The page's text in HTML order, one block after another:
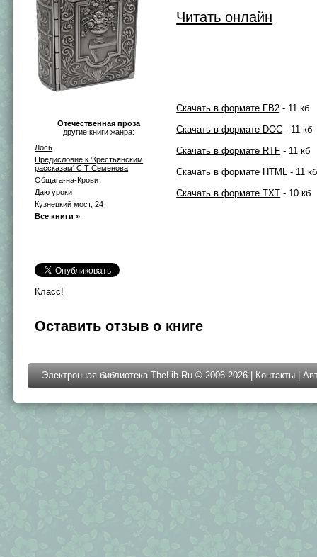
Отечественная проза
другие книги жанра:
Лось
Предисловие к 'Крестьянским
рассказам' С Т Семенова
Общага-на-Крови
Даю уроки
Кузнецкий мост, 24
Все книги »
Класс!
Читать онлайн
Скачать в формате FB2 - 11 кб
Скачать в формате DOC - 11 кб
Скачать в формате RTF - 11 кб
Скачать в формате HTML - 11 кб
Скачать в формате TXT - 10 кб
Оставить отзыв о книге
Электронная библиотека TheLib.Ru © 2006-2026 | Контакты |